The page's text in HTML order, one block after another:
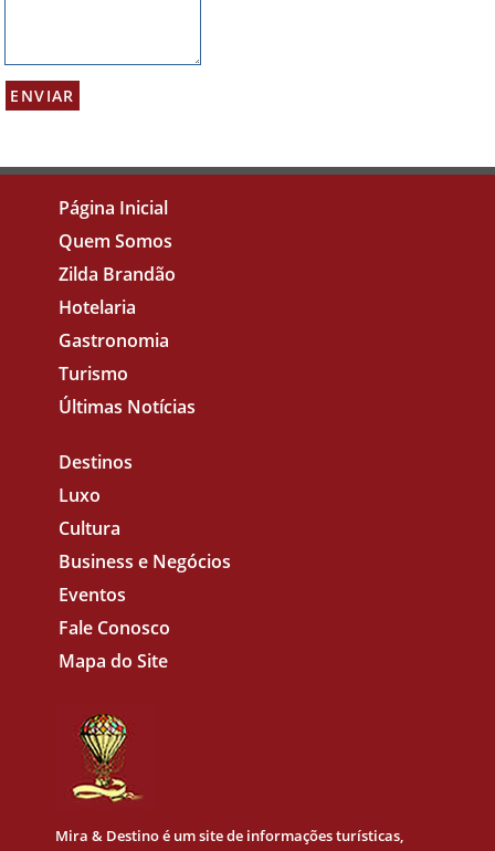
Página Inicial
Quem Somos
Zilda Brandão
Hotelaria
Gastronomia
Turismo
Últimas Notícias
Destinos
Luxo
Cultura
Business e Negócios
Eventos
Fale Conosco
Mapa do Site
Mira & Destinoé um site de informações turísticas,